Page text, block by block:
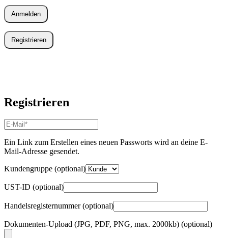
Anmelden
Registrieren
Registrieren
E-
Mail-
Adresse*
Erforderlich
Ein Link zum Erstellen eines neuen Passworts wird an deine E-
Mail-Adresse gesendet.
Kundengruppe (optional)
UST-ID (optional)
Handelsregisternummer(optional)
Dokumenten-Upload (JPG, PDF, PNG, max. 2000kb) (optional)